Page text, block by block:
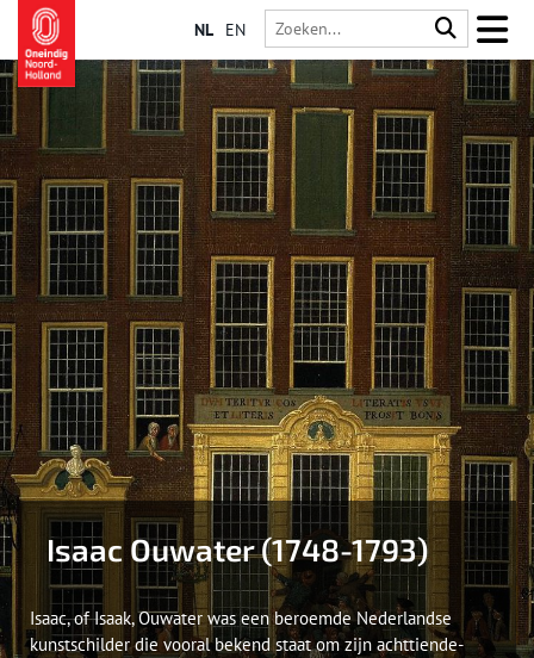
NL EN
Isaac Ouwater (1748-1793)
Isaac, of Isaak, Ouwater was een beroemde Nederlandse
kunstschilder die vooral bekend staat om zijn achttiende-